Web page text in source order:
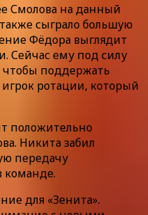
Смолова на данный
сыграло большую
Фёдора выглядит
Сейчас ему под силу
чтобы поддержать
ротации, который
положительно
Никита забил
передачу
для «Зенита».